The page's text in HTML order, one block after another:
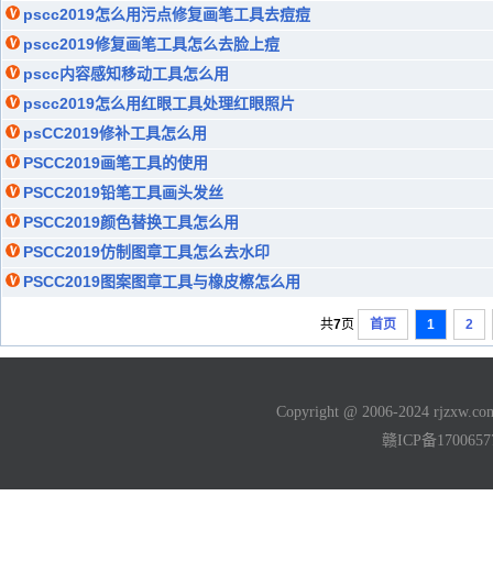
pscc2019怎么用污点修复画笔工具去痘痘
pscc2019修复画笔工具怎么去脸上痘
pscc内容感知移动工具怎么用
pscc2019怎么用红眼工具处理红眼照片
psCC2019修补工具怎么用
PSCC2019画笔工具的使用
PSCC2019铅笔工具画头发丝
PSCC2019颜色替换工具怎么用
PSCC2019仿制图章工具怎么去水印
PSCC2019图案图章工具与橡皮檫怎么用
共7页 首页 1 2
Copyright @ 2006-2024
赣ICP备